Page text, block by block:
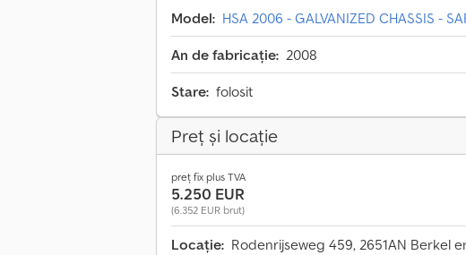
Model: HSA 2006 - GALVANIZED CHASSIS -
An de fabricație: 2008
Stare: folosit
Preț și locație
preț fix plus TVA
5.250 EUR
(6.352 EUR brut)
Locație: Rodenrijseweg 459, 2651AN Berkel